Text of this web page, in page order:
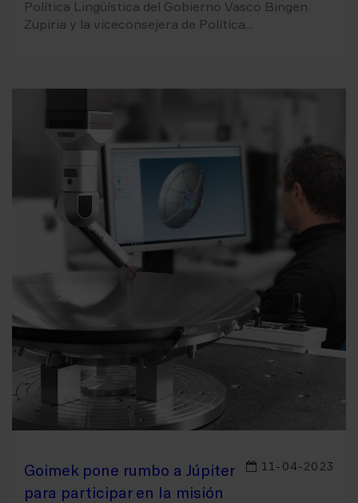
Política Lingüística del Gobierno Vasco Bingen
Zupiria y la viceconsejera de Política…
Goimek pone rumbo a Júpiter
para participar en la misión
11-04-2023